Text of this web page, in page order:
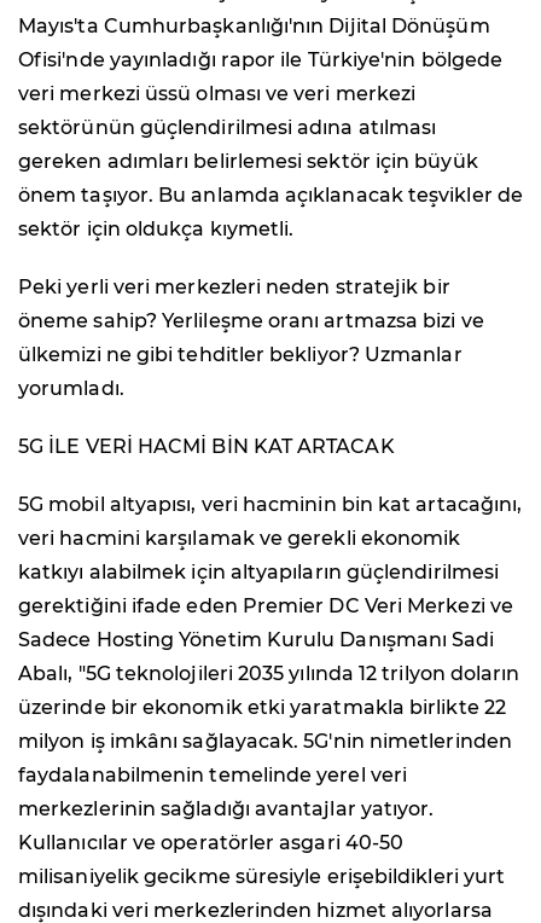
Mayıs'ta Cumhurbaşkanlığı'nın Dijital Dönüşüm
Ofisi'nde yayınladığı rapor ile Türkiye'nin bölgede
veri merkezi üssü olması ve veri merkezi
sektörünün güçlendirilmesi adına atılması
gereken adımları belirlemesi sektör için büyük
önem taşıyor. Bu anlamda açıklanacak teşvikler de
sektör için oldukça kıymetli.
Peki yerli veri merkezleri neden stratejik bir
öneme sahip? Yerlileşme oranı artmazsa bizi ve
ülkemizi ne gibi tehditler bekliyor? Uzmanlar
yorumladı.
5G İLE VERİ HACMİ BİN KAT ARTACAK
5G mobil altyapısı, veri hacminin bin kat artacağını,
veri hacmini karşılamak ve gerekli ekonomik
katkıyı alabilmek için altyapıların güçlendirilmesi
gerektiğini ifade eden Premier DC Veri Merkezi ve
Sadece Hosting Yönetim Kurulu Danışmanı Sadi
Abalı, "5G teknolojileri 2035 yılında 12 trilyon doların
üzerinde bir ekonomik etki yaratmakla birlikte 22
milyon iş imkânı sağlayacak. 5G'nin nimetlerinden
faydalanabilmenin temelinde yerel veri
merkezlerinin sağladığı avantajlar yatıyor.
Kullanıcılar ve operatörler asgari 40-50
milisaniyelik gecikme süresiyle erişebildikleri yurt
dışındaki veri merkezlerinden hizmet alıyorlarsa